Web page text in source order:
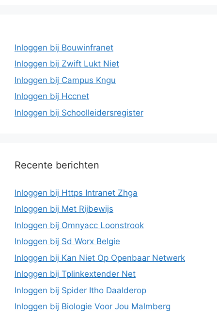
Inloggen bij Bouwinfranet
Inloggen bij Zwift Lukt Niet
Inloggen bij Campus Kngu
Inloggen bij Hccnet
Inloggen bij Schoolleidersregister
Recente berichten
Inloggen bij Https Intranet Zhga
Inloggen bij Met Rijbewijs
Inloggen bij Omnyacc Loonstrook
Inloggen bij Sd Worx Belgie
Inloggen bij Kan Niet Op Openbaar Netwerk
Inloggen bij Tplinkextender Net
Inloggen bij Spider Itho Daalderop
Inloggen bij Biologie Voor Jou Malmberg